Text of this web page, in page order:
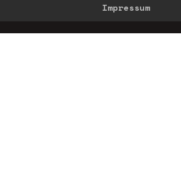
Impressum